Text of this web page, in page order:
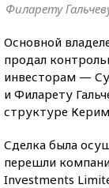
Филарету
Основной
продал
инвесторам —
и Филарету
структуре
Сделка была
перешли
Investments